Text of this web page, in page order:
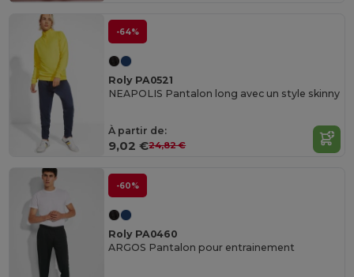
-64%
Roly PA0521
NEAPOLIS Pantalon long avec un style skinny
À partir de:
9,02 €24,82 €
-60%
Roly PA0460
ARGOS Pantalon pour entrainement